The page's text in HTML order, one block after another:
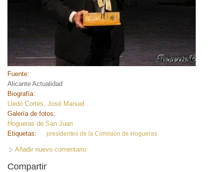
Fuente:
Alicante Actualidad
Biografía:
Lledó Cortés, José Manuel
Galería de fotos:
Hogueras de San Juan
Etiquetas:
presidentes de la Comisión de Hogueras
Añadir nuevo comentario
Compartir